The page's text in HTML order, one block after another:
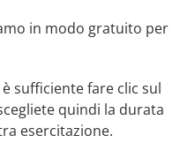
in modo gratuito per
sufficiente fare clic sul
quindi la durata
esercitazione.